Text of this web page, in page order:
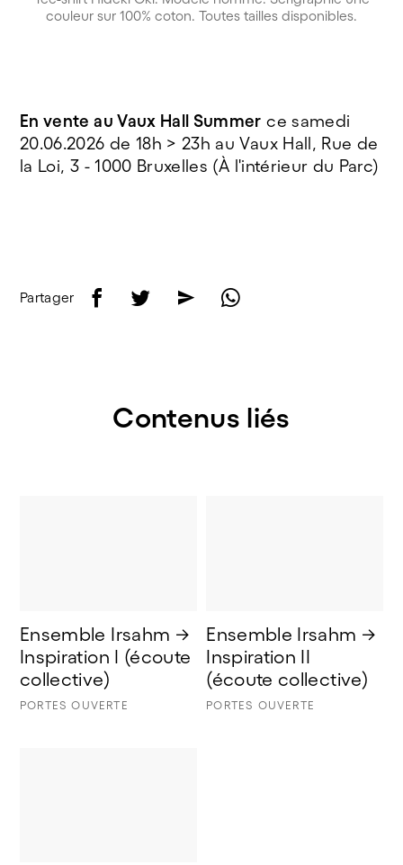
couleur sur 100% coton. Toutes tailles disponibles.
En vente au Vaux Hall Summer ce samedi
20.06.2026 de 18h > 23h au Vaux Hall, Rue de
la Loi, 3 - 1000 Bruxelles (À l'intérieur du Parc)
Partager f t e w
Contenus liés
Ensemble Irsahm →
Inspiration I (écoute
collective)
PORTES OUVERTE
Ensemble Irsahm →
Inspiration II
(écoute collective)
PORTES OUVERTE